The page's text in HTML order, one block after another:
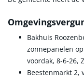
Bakhuis
zonnepanelen
voordak, 8-6-26,
Beestenmarkt 2,